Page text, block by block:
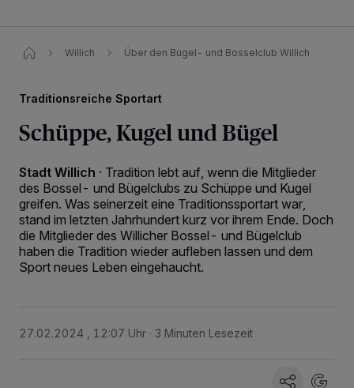
Willich Über den Bügel- und Bosselclub Willich
Traditionsreiche Sportart
Schüppe, Kugel und Bügel
Stadt Willich · Tradition lebt auf, wenn die Mitglieder
des Bossel- und Bügelclubs zu Schüppe und Kugel
greifen. Was seinerzeit eine Traditionssportart war,
stand im letzten Jahrhundert kurz vor ihrem Ende. Doch
die Mitglieder des Willicher Bossel- und Bügelclub
haben die Tradition wieder aufleben lassen und dem
Sport neues Leben eingehaucht.
27.02.2024 , 12:07 Uhr 3 Minuten Lesezeit
Tracking-Technologien für die unter „Wir und unsere Partner
verarbeiten Daten, um Ihnen Dienste bereitzustellen“ aufgeführten
dieses Menü jederzeit wieder aufrufen, um Ihre Einstellungen zu